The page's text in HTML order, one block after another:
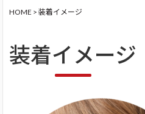
HOME >装着イメージ
装着イメージ